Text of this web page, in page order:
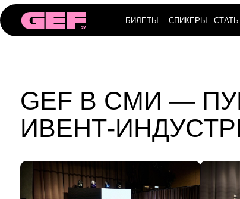
БИЛЕТЫ СПИКЕРЫ СТАТЬ
GEF В СМИ —
ИВЕНТ-